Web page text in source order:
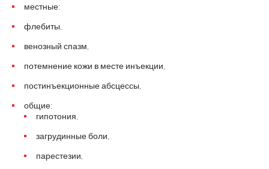
местные:
флебиты,
венозный спазм,
потемнение кожи в месте инъекции,
постинъекционные абсцессы,
общие:
гипотония,
загрудинные боли,
парестезии,